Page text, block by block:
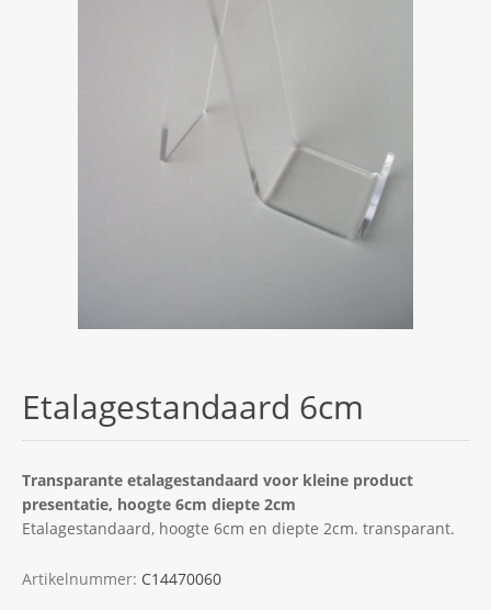
Etalagestandaard 6cm
Transparante etalagestandaard voor kleine product
presentatie, hoogte 6cm diepte 2cm
Etalagestandaard, hoogte 6cm en diepte 2cm. transparant.
Artikelnummer: C14470060